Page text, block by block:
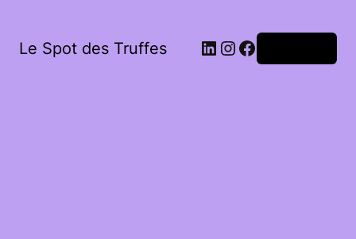
Le Spot des Truffes LinkedIn
Instagram
Facebook